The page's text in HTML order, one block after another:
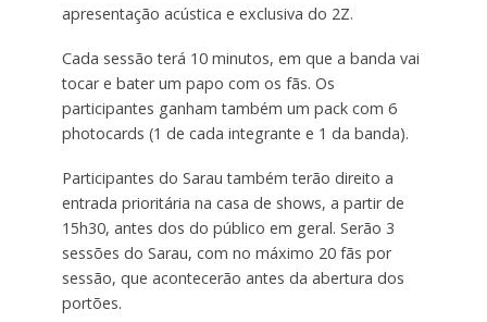
apresentação acústica e exclusiva do 2Z.
Cada sessão terá 10 minutos, em que a banda vai
tocar e bater um papo com os fãs. Os
participantes ganham também um pack com 6
photocards (1 de cada integrante e 1 da banda).
Participantes do Sarau também terão direito a
entrada prioritária na casa de shows, a partir de
15h30, antes dos do público em geral. Serão 3
sessões do Sarau, com no máximo 20 fãs por
sessão, que acontecerão antes da abertura dos
portões.